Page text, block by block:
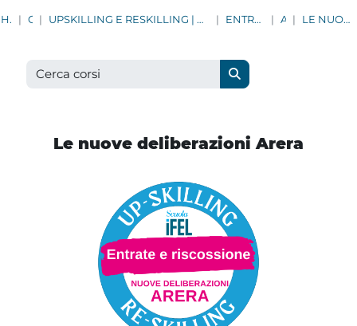
HOME CORSI UPSKILLING E RESKILLING | AGGIORNAMENTO CONTINUO PER TUTTI I DIPENDENTI COMUNALI ENTRATE E RISCOSSIONE ARERA LE NUOVE DELIBERAZIONI ARERA
Cerca corsi
Cerca corsi
Le nuove deliberazioni Arera